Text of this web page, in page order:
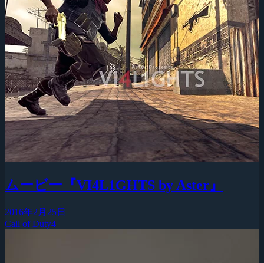
ムービー『VI4L1GHTS by Aster』
2016年2月25日
Call of Duty4